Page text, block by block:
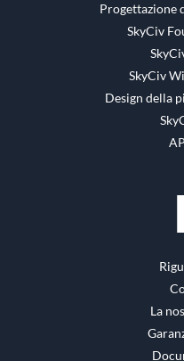
Progettazione
SkyCiv
SkyCiv
Design della
La